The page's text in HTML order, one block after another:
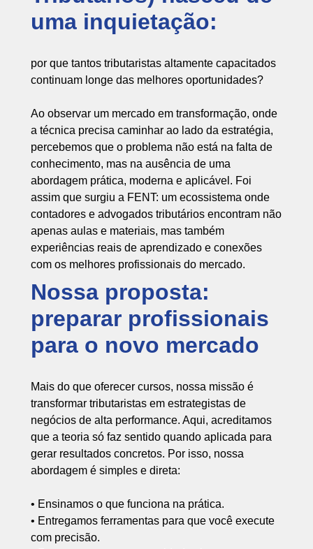
uma inquietação:
por que tantos tributaristas altamente capacitados
continuam longe das melhores oportunidades?
Ao observar um mercado em transformação, onde
a técnica precisa caminhar ao lado da estratégia,
percebemos que o problema não está na falta de
conhecimento, mas na ausência de uma
abordagem prática, moderna e aplicável. Foi
assim que surgiu a FENT: um ecossistema onde
contadores e advogados tributários encontram não
apenas aulas e materiais, mas também
experiências reais de aprendizado e conexões
com os melhores profissionais do mercado.
Nossa proposta:
preparar profissionais
para o novo mercado
Mais do que oferecer cursos, nossa missão é
transformar tributaristas em estrategistas de
negócios de alta performance. Aqui, acreditamos
que a teoria só faz sentido quando aplicada para
gerar resultados concretos. Por isso, nossa
abordagem é simples e direta:
• Ensinamos o que funciona na prática.
• Entregamos ferramentas para que você execute
com precisão.